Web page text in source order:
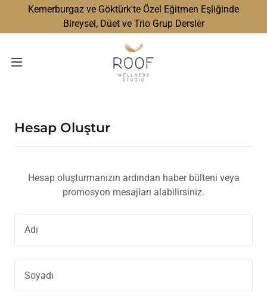
Kemerburgaz ve Göktürk'te Özel Eğitmen Eşliğinde
Bireysel, Düet ve Trio Grup Dersler
Hesap Oluştur
Hesap oluşturmanızın ardından haber bülteni veya
promosyon mesajları alabilirsiniz.